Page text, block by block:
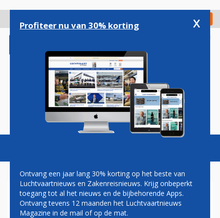
gaan
Check in
Magazine Podcasts Vacatures
OLYMPISCHE SPELEN
Profiteer nu van 30% korting x
Ontvang een jaar lang 30% korting op het beste van
Luchtvaartnieuws en Zakenreisnieuws. Krijg onbeperkt
toegang tot al het nieuws en de bijbehorende Apps.
Ontvang tevens 12 maanden het Luchtvaartnieuws
Magazine in de mail of op de mat.